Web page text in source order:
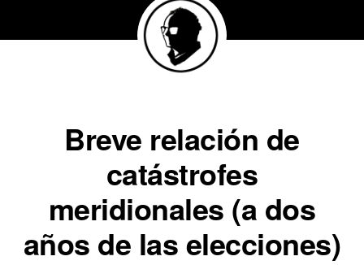
Breve relación de
catástrofes
meridionales (a dos
años de las elecciones)